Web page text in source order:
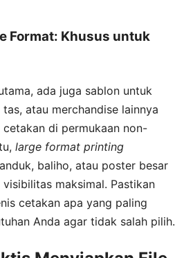
Format: Khusus untuk
ada juga sablon untuk
atau merchandise lainnya
di permukaan non-
large format printing
baliho, atau poster besar
maksimal. Pastikan
cetakan apa yang paling
Anda agar tidak salah pilih.